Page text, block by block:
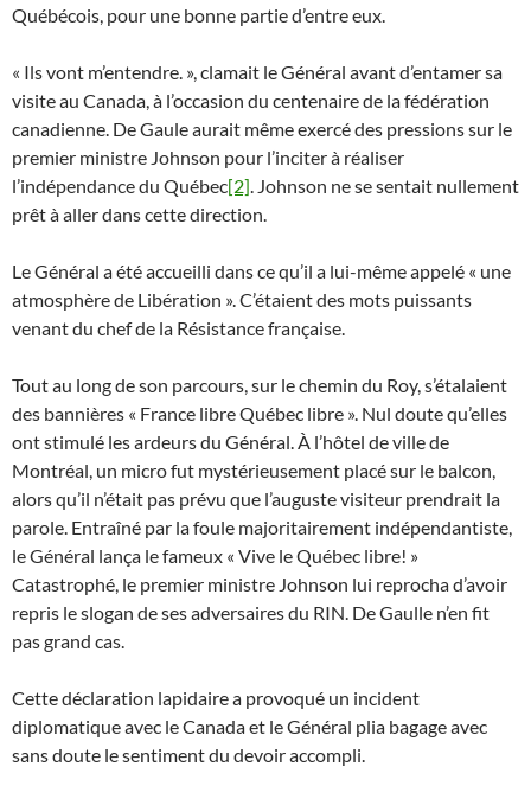
Québécois, pour une bonne partie d’entre eux.
« Ils vont m’entendre. », clamait le Général avant d’entamer sa
visite au Canada, à l’occasion du centenaire de la fédération
canadienne. De Gaule aurait même exercé des pressions sur le
premier ministre Johnson pour l’inciter à réaliser
l’indépendance du Québec[2]. Johnson ne se sentait nullement
prêt à aller dans cette direction.
Le Général a été accueilli dans ce qu’il a lui-même appelé « une
atmosphère de Libération ». C’étaient des mots puissants
venant du chef de la Résistance française.
Tout au long de son parcours, sur le chemin du Roy, s’étalaient
des bannières « France libre Québec libre ». Nul doute qu’elles
ont stimulé les ardeurs du Général. À l’hôtel de ville de
Montréal, un micro fut mystérieusement placé sur le balcon,
alors qu’il n’était pas prévu que l’auguste visiteur prendrait la
parole. Entraîné par la foule majoritairement indépendantiste,
le Général lança le fameux « Vive le Québec libre! »
Catastrophé, le premier ministre Johnson lui reprocha d’avoir
repris le slogan de ses adversaires du RIN. De Gaulle n’en fit
pas grand cas.
Cette déclaration lapidaire a provoqué un incident
diplomatique avec le Canada et le Général plia bagage avec
sans doute le sentiment du devoir accompli.